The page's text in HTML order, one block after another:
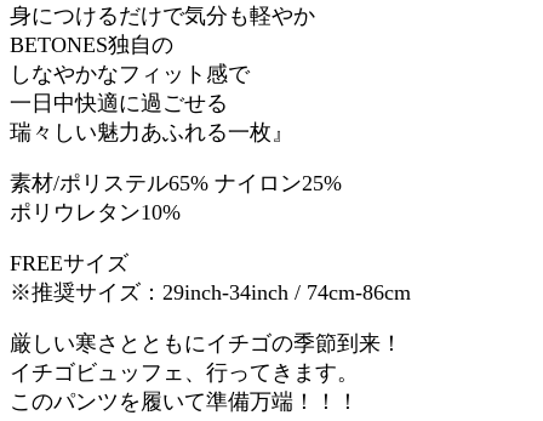
身につけるだけで気分も軽やか
BETONES独自の
しなやかなフィット感で
一日中快適に過ごせる
瑞々しい魅力あふれる一枚』
素材/ポリステル65% ナイロン25%
ポリウレタン10%
FREEサイズ
※推奨サイズ：29inch-34inch / 74cm-86cm
厳しい寒さとともにイチゴの季節到来！
イチゴビュッフェ、行ってきます。
このパンツを履いて準備万端！！！